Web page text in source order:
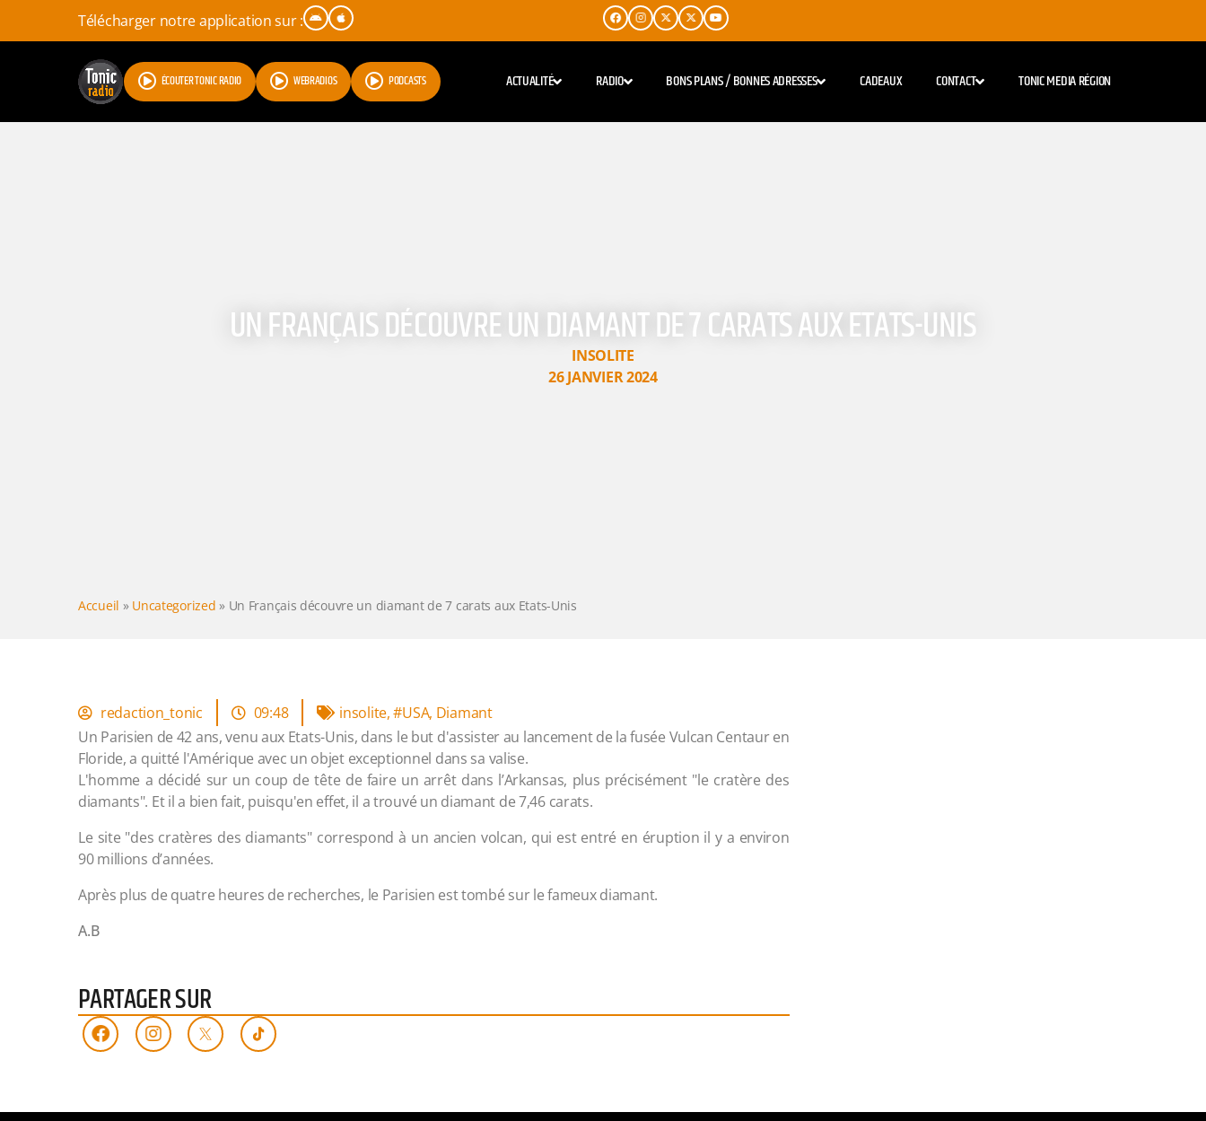
Télécharger notre application sur :
ÉCOUTER TONIC RADIO WEBRADIOS PODCASTS ACTUALITÉ RADIO BONS PLANS / BONNES ADRESSES CADEAUX CONTACT TONIC MEDIA RÉGION
UN FRANÇAIS DÉCOUVRE UN DIAMANT DE 7 CARATS AUX ETATS-UNIS
INSOLITE
26 JANVIER 2024
Accueil » Uncategorized » Un Français découvre un diamant de 7 carats aux Etats-Unis
redaction_tonic 09:48 insolite,#USA, Diamant
Un Parisien de 42 ans, venu aux Etats-Unis, dans le but d'assister au lancement de la fusée Vulcan Centaur en
Floride, a quitté l'Amérique avec un objet exceptionnel dans sa valise.
L'homme a décidé sur un coup de tête de faire un arrêt dans l’Arkansas, plus précisément "le cratère des
diamants". Et il a bien fait, puisqu'en effet, il a trouvé un diamant de 7,46 carats.
Le site "des cratères des diamants" correspond à un ancien volcan, qui est entré en éruption il y a environ
90 millions d’années.
Après plus de quatre heures de recherches, le Parisien est tombé sur le fameux diamant.
A.B
PARTAGER SUR